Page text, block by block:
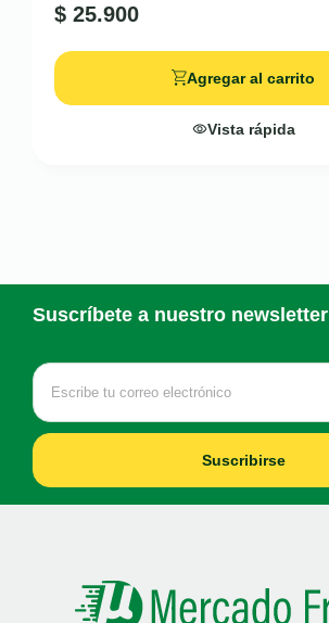
$ 25.900
Agregar al carrito
Vista rápida
Suscríbete a nuestro newsletter
Suscribirse